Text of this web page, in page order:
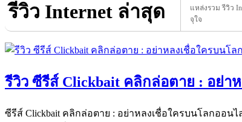
รีวิว Internet ล่าสุด
แหล่งรวม รีวิว
จุใจ
รีวิว ซีรีส์ Clickbait คลิกล่อตาย : อย่า
ซีรีส์ Clickbait คลิกล่อตาย : อย่าหลงเชื่อใครบนโลกออน